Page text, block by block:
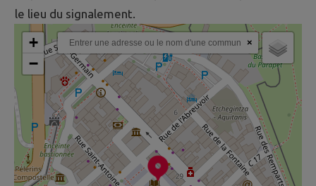
le lieu du signalement.
+
−
×